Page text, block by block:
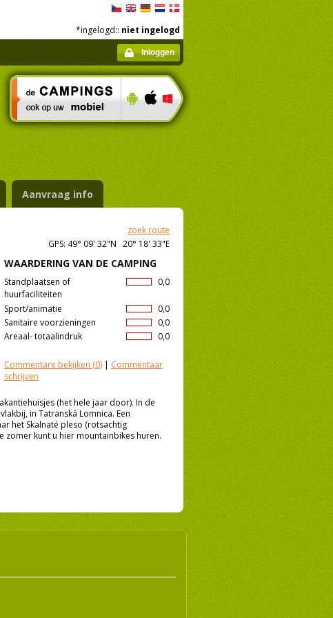
*ingelogd:: niet ingelogd
Inloggen
Aanvraag info
zoek route
GPS: 49° 09' 32"N 20° 18' 33"E
WAARDERING VAN DE CAMPING
0,0
Standplaatsen of
huurfaciliteiten
0,0
Sport/animatie
0,0
Sanitaire voorzieningen
0,0
Areaal- totaalindruk
Commentare bekijken (0) | Commentaar
schrijven
(het hele jaar door). In de
in Tatranská Lomnica. Een
het Skalnaté pleso (rotsachtig
zomer kunt u hier mountainbikes huren.